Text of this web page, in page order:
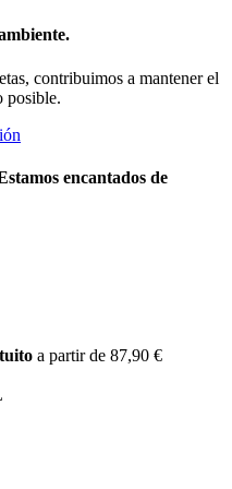
contribuimos a mantener el
posible.
encantados de
a partir de 87,90 €